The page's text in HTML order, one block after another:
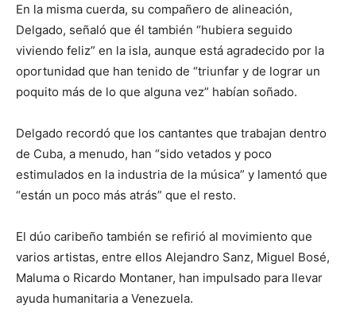
En la misma cuerda, su compañero de alineación,
Delgado, señaló que él también “hubiera seguido
viviendo feliz” en la isla, aunque está agradecido por la
oportunidad que han tenido de “triunfar y de lograr un
poquito más de lo que alguna vez” habían soñado.
Delgado recordó que los cantantes que trabajan dentro
de Cuba, a menudo, han “sido vetados y poco
estimulados en la industria de la música” y lamentó que
“están un poco más atrás” que el resto.
El dúo caribeño también se refirió al movimiento que
varios artistas, entre ellos Alejandro Sanz, Miguel Bosé,
Maluma o Ricardo Montaner, han impulsado para llevar
ayuda humanitaria a Venezuela.